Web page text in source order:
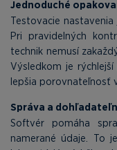
Jednoduché
Testovacie
Pri pravidelných
technik nemusí
Výsledkom je
lepšia porovnateľnosť
Správa a
Softvér pomáha
namerané údaje. To